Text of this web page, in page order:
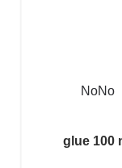
NoNo
glue 100